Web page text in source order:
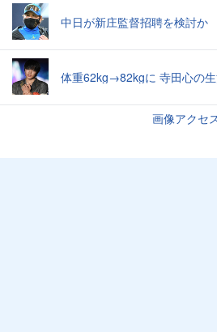
中日が新庄監督招聘を検討か
体重62kg→82kgに 寺田心の
画像アクセ